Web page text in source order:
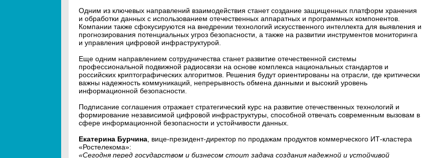
Одним из ключевых направлений взаимодействия станет создание защищенных платформ хранения
и обработки данных с использованием отечественных аппаратных и программных компонентов.
Компании также сфокусируются на внедрении технологий искусственного интеллекта для выявления и
прогнозирования потенциальных угроз безопасности, а также на развитии инструментов мониторинга
и управления цифровой инфраструктурой.
Еще одним направлением сотрудничества станет развитие отечественной системы
профессиональной подвижной радиосвязи на основе комплекса национальных стандартов и
российских криптографических алгоритмов. Решения будут ориентированы на отрасли, где критически
важны надежность коммуникаций, непрерывность обмена данными и высокий уровень
информационной безопасности.
Подписание соглашения отражает стратегический курс на развитие отечественных технологий и
формирование независимой цифровой инфраструктуры, способной отвечать современным вызовам в
сфере информационной безопасности и устойчивости данных.
Екатерина Бурчина , вице-президент-директор по продажам продуктов коммерческого ИТ-кластера
«Ростелекома»:
«Сегодня перед государством и бизнесом стоит задача создания надежной и устойчивой